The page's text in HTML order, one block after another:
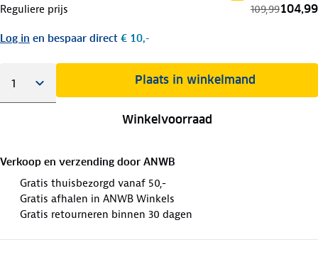
Reguliere prijs 109,99104,99
Log in en bespaar direct € 10,-
Plaats in winkelmand
Winkelvoorraad
Verkoop en verzending door ANWB
Gratis thuisbezorgd vanaf 50,-
Gratis afhalen in ANWB Winkels
Gratis retourneren binnen 30 dagen